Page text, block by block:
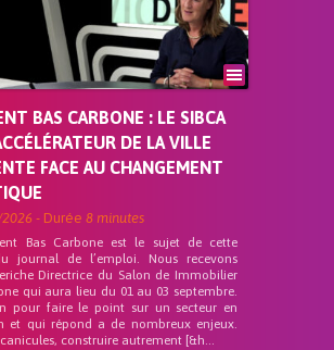
BAS CARBONE : LE SIBCA
DE LA VILLE
FACE AU CHANGEMENT
- Durée 8 minutes
Bas Carbone est le sujet de cette
journal de l’emploi. Nous recevons
Directrice du Salon de Immobilier
qui aura lieu du 01 au 03 septembre.
pour faire le point sur un secteur en
et qui répond a de nombreux enjeux.
construire autrement [&h...